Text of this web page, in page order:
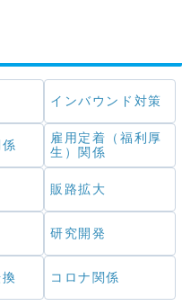
インバウンド対策
雇用定着（福利厚
生）関係
販路拡大
研究開発
コロナ関係